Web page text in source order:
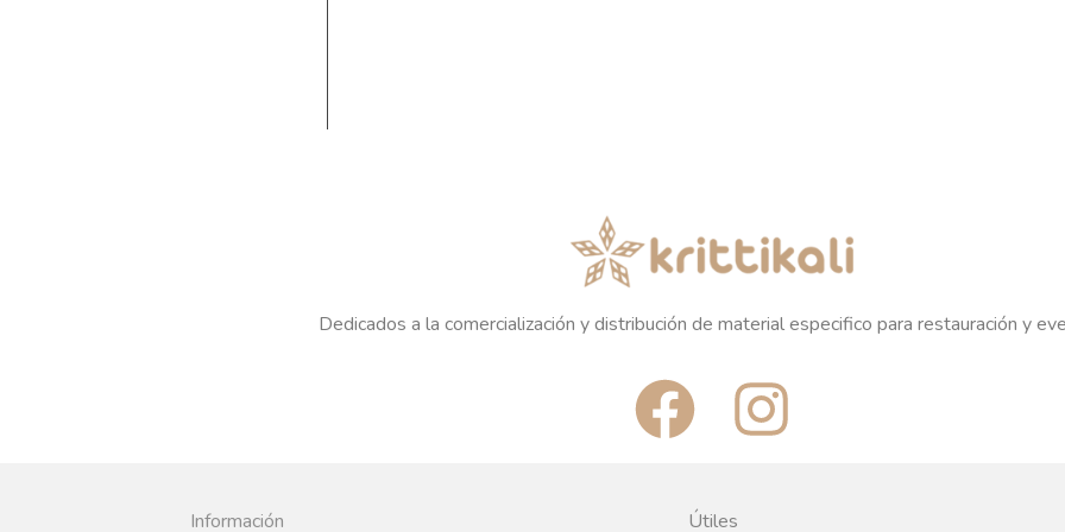
Dedicados a la comercialización y distribución de material especifico para restauración y
F
a
I
n
Información Útiles